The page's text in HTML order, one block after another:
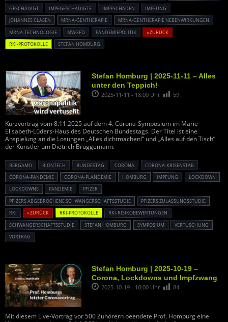
GESCHÄDIGT
IMPFGESCHÄDIGTE IMPFSCHADEN
IMPFUNG
JOHANNES CLASEN
MRNA-GENTHERAPIE
MRNA-GENTHERAPIE NEBENWIRKUNGEN
MRNA-TECHNOLOGIE
MWGFD PANDEMIEPOLITIK
« ZURÜCK
RKI-PROTOKOLLE
STEFAN HOMBURG
Stefan Homburg | 2025-11-11 – Alles
unter den Teppich!
2025-11-11 - 18:00 Uhr 59
Kurzvortrag vom 8.11.2025 auf dem 4. Corona-Symposium im Marie-
Elisabeth-Lüders-Haus des Deutschen Bundestags. Der Titel ist eine
Anspielung an die Losungen „Alles dichtmachen!” und „Alles auf den Tisch”
der Künstler um Dietrich Brüggemann.
BERGAMO BIONTECH BUNDESTAG CORONA
CORONA-KRISENSTAB
CORONA-PANDEMIE
CORONA-PLANDEMIE HOMBURG IMPFUNG
LOCKDOWN
LOCKDOWNS
PANDEMIE
PFIZER
PFIZERS ABGEBROCHENE SCHWANGERSCHAFTSSTUDIE
PFIZERS ZULASSUNGSSTUDIE
RKI
« ZURÜCK RKI-PROTOKOLLE
RKI-RISIKOBEWERTUNGEN
SCHWANGERSCHAFTSSTUDIE
STEFAN HOMBURG SYMPOSIUM
VERTUSCHUNG
VORTRAG
Stefan Homburg | 2025-10-19 –
Corona, Lockdowns und Impfzwang
2025-10-19 - 18:00 Uhr 84
Mit diesem Live-Vortrag vor 500 Zuhörern beendete Prof. Homburg eine